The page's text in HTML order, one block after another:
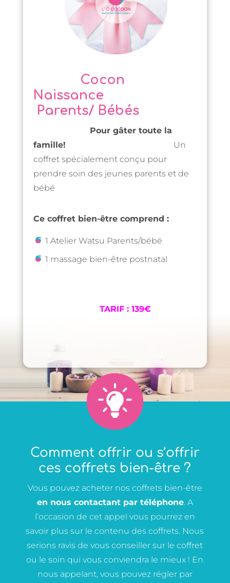
Cocon
Naissance
Parents/ Bébés
Pour gâter toute la
famille! Un
coffret spécialement conçu pour
prendre soin des jeunes parents et de
bébé
Ce coffret bien-être comprend :
1 Atelier Watsu Parents/bébé
1 massage bien-être postnatal
TARIF : 139€
Comment offrir ou s’offrir
ces coffrets bien-être ?
Vous pouvez acheter nos coffrets bien-être
en nous contactant par téléphone. A
l’occasion de cet appel vous pourrez en
savoir plus sur le contenu des coffrets. Nous
serions ravis de vous conseiller sur le coffret
ou le soin qui vous conviendra le mieux ! En
nous appelant, vous pouvez régler par